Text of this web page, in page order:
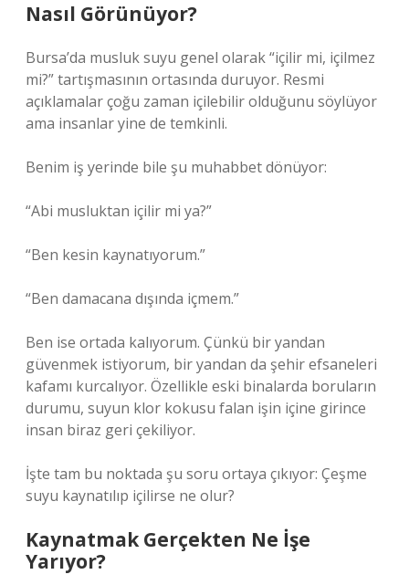
Nasıl Görünüyor?
Bursa’da musluk suyu genel olarak “içilir mi, içilmez
mi?” tartışmasının ortasında duruyor. Resmi
açıklamalar çoğu zaman içilebilir olduğunu söylüyor
ama insanlar yine de temkinli.
Benim iş yerinde bile şu muhabbet dönüyor:
“Abi musluktan içilir mi ya?”
“Ben kesin kaynatıyorum.”
“Ben damacana dışında içmem.”
Ben ise ortada kalıyorum. Çünkü bir yandan
güvenmek istiyorum, bir yandan da şehir efsaneleri
kafamı kurcalıyor. Özellikle eski binalarda boruların
durumu, suyun klor kokusu falan işin içine girince
insan biraz geri çekiliyor.
İşte tam bu noktada şu soru ortaya çıkıyor: Çeşme
suyu kaynatılıp içilirse ne olur?
Kaynatmak Gerçekten Ne İşe
Yarıyor?